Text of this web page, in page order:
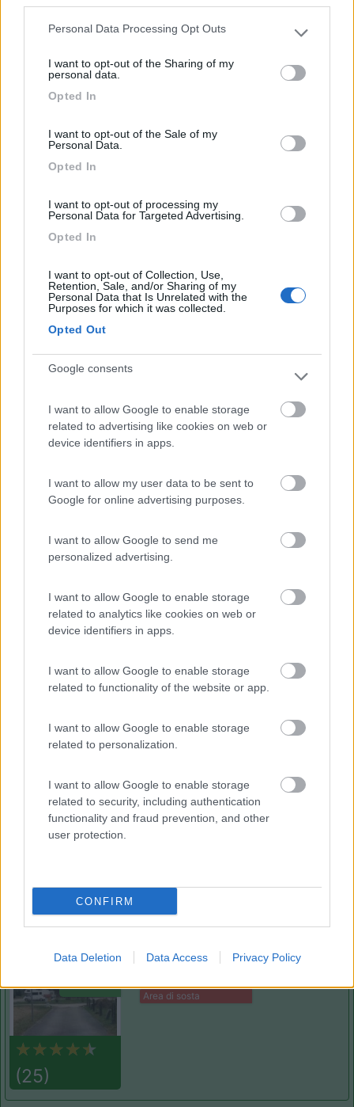
Please note that this website/app uses one or more Google
not limited to your visit or usage behaviour. You may click to
use your data for below specified purposes in below Google
Personal Data Processing Opt Outs
I want to opt-out of the Sharing of my
personal data.
Opted In
I want to opt-out of the Sale of my
Personal Data.
Opted In
I want to opt-out of processing my
Personal Data for Targeted Advertising.
Opted In
I want to opt-out of Collection, Use,
Retention, Sale, and/or Sharing of my
Personal Data that Is Unrelated with the
Purposes for which it was collected.
Opted Out
Google consents
I want to allow Google to enable storage
related to advertising like cookies on web or
device identifiers in apps.
I want to allow my user data to be sent to
Google for online advertising purposes.
I want to allow Google to send me
personalized advertising.
I want to allow Google to enable storage
related to analytics like cookies on web or
device identifiers in apps.
I want to allow Google to enable storage
related to functionality of the website or app.
I want to allow Google to enable storage
related to personalization.
I want to allow Google to enable storage
related to security, including authentication
functionality and fraud prevention, and other
user protection.
CONFIRM
Data Deletion Data Access Privacy Policy
serbatoi nautici. La barriera all'ingresso si alza
avvicinandosi con il mezzo, all'uscita si usa un
pagamento. Ottima posizione per fare escursioni
in bici o a piedi lungo il Danubio.
Servizi
Segnalati nei dintorni
9 Ampezzo(UD)
Area di sosta
8.2 Caravan Park Sexten
Sesto(BZ)
8.2 Camping Toblacher See
Dobbiaco
7.7 Camping Village Mare Pineta
Duino-Aurisina(TS)
Campeggio
8.9
(25)
Area sosta camper Cimolais
Area di sosta